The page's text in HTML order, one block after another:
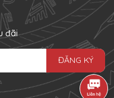
đãi
ĐĂNG KÝ